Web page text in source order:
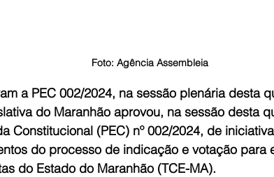
Foto: Agência Assembleia
a PEC 002/2024, na sessão plenária desta
do Maranhão aprovou, na sessão desta
Constitucional (PEC) nº 002/2024, de
do processo de indicação e votação para
do Estado do Maranhão (TCE-MA).